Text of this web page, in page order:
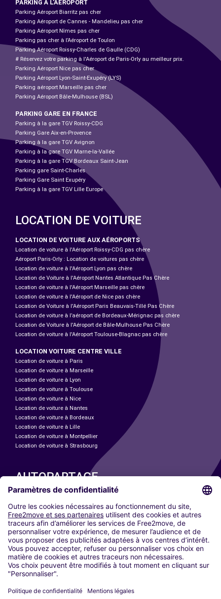
PARKING À L'AÉROPORT
Parking Aéroport Biarritz pas cher
Parking Aéroport de Cannes - Mandelieu pas cher
Parking Aéroport Nîmes pas cher
Parking pas cher à l’Aéroport de Toulon
Parking Aéroport Roissy-Charles de Gaulle (CDG)
# Réservez votre parking à l'Aéroport de Paris-Orly au meilleur prix.
Parking Aéroport Nice pas cher
Parking Aéroport Lyon-Saint-Exupéry (LYS)
Parking aéroport Marseille pas cher
Parking Aéroport Bâle-Mulhouse (BSL)
PARKING GARE EN FRANCE
Parking à la gare TGV Roissy-CDG
Parking Gare Aix-en-Provence
Parking à la gare TGV Avignon
Parking à la gare TGV Marne-la-Vallée
Parking à la gare TGV Bordeaux Saint-Jean
Parking gare Saint-Charles
Parking Gare Saint Exupéry
Parking à la gare TGV Lille Europe
LOCATION DE VOITURE
LOCATION DE VOITURE AUX AÉROPORTS
Location de voiture à l'Aéroport Roissy-CDG pas chère
Aéroport Paris-Orly : Location de voitures pas chère
Location de voiture à l'Aéroport Lyon pas chère
Location de Voiture à l'Aéroport Nantes Atlantique Pas Chère
Location de voiture à l'Aéroport Marseille pas chère
Location de voiture à l'Aéroport de Nice pas chère
Location de Voiture à l'Aéroport Paris Beauvais-Tillé Pas Chère
Location de voiture à l’aéroport de Bordeaux-Mérignac pas chère
Location de Voiture à l'Aéroport de Bâle-Mulhouse Pas Chère
Location de voiture à l'Aéroport Toulouse-Blagnac pas chère
LOCATION VOITURE CENTRE VILLE
Location de voiture à Paris
Location de voiture à Marseille
Location de voiture à Lyon
Location de voiture à Toulouse
Location de voiture à Nice
Location de voiture à Nantes
Location de voiture à Bordeaux
Location de voiture à Lille
Location de voiture à Montpellier
Location de voiture à Strasbourg
AUTOPARTAGE
Paris
Madrid
Washington DC
Milan
Rome
Turin
Vienne
Berlin
Düsseldorf